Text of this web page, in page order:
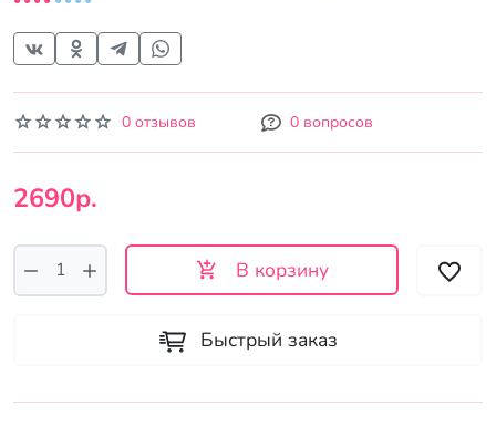
0 отзывов 0 вопросов
2690р.
В корзину
Быстрый заказ